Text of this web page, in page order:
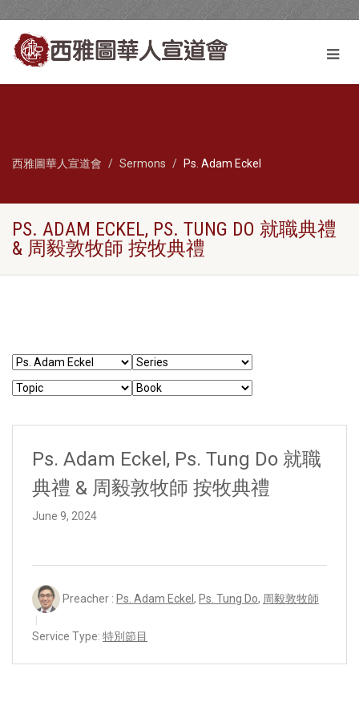
西雅圖華人宣道會 Sermons Ps. Adam Eckel
PS. ADAM ECKEL, PS. TUNG DO 就職典禮
& 周毅敦牧師 按牧典禮
Ps. Adam Eckel, Ps. Tung Do 就職
典禮 & 周毅敦牧師 按牧典禮
June 9, 2024
Preacher : Ps. Adam Eckel , Ps. Tung Do, 周毅敦牧師
Service Type: 特別節目